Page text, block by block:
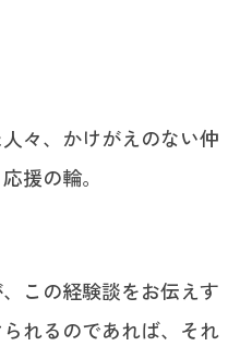
々、かけがえのない仲
援の輪。
この経験談をお伝えす
れるのであれば、それ